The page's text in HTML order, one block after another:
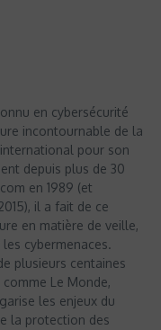
en cybersécurité
incontournable de la
pour son
depuis plus de 30
en 1989 (et
il a fait de ce
en matière de veille,
les cybermenaces.
plusieurs centaines
Le Monde,
les enjeux du
la protection des